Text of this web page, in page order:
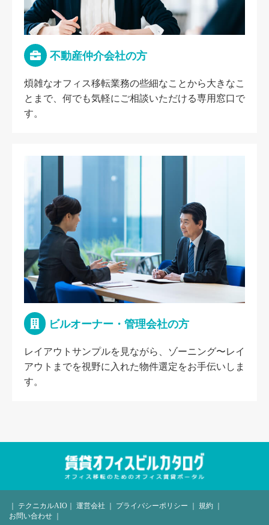
不動産仲介会社の方
煩雑なオフィス移転業務の些細なことから大きなこ
とまで、何でも気軽にご相談いただける専用窓口で
す。
ビルオーナー・管理会社の方
レイアウトサンプルを見ながら、ゾーニング〜レイ
アウトまでを視野に入れた物件選定をお手伝いしま
す。
テクニカルAIO 運営会社 プライバシーポリシー 規約
お問い合わせ